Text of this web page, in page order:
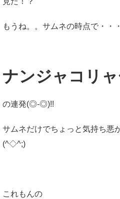
もうね。。サムネの時点で・・・
ナンジャコリ
の連発(◎-◎)!!
サムネだけでちょっと気持ち悪
(^◇^;)
これもんの